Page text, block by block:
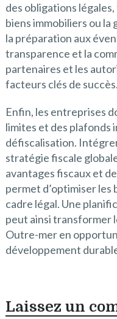
des obligations
biens immobiliers ou la
la préparation aux
transparence et la
partenaires et les
facteurs clés de succès.
Enfin, les entreprises
limites et des plafonds
défiscalisation.
stratégie fiscale
avantages fiscaux et
permet d’optimiser
cadre légal. Une
peut ainsi transformer
Outre-mer en
développement
Laissez un